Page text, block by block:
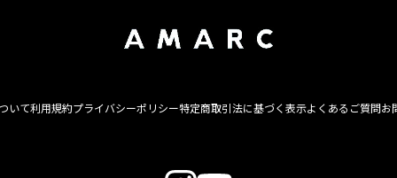
いて利用規約プライバシーポリシー特定商取引法に基づく表示よくあるご質問お